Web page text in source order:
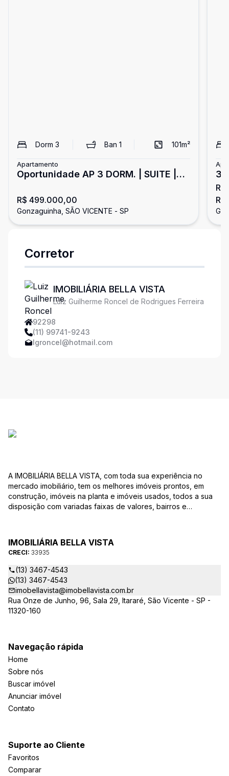
Dorm 3 Ban 1 101m²
Apartamento
Oportunidade AP 3 DORM. | SUITE |
R$ 499.000,00
Gonzaguinha, SÃO VICENTE - SP
3
Corretor
IMOBILIÁRIA BELLA VISTA
Luiz Guilherme Roncel de Rodrigues Ferreira
92298
(11) 99741-9243
lgroncel@hotmail.com
A IMOBILIÁRIA BELLA VISTA, com toda sua experiência no
mercado imobiliário, tem os melhores imóveis prontos, em
construção, imóveis na planta e imóveis usados, todos a sua
disposição com variadas faixas de valores, bairros e
ao CRECI-EE – estarão sempre prontos para responder-lhe
todas as suas dúvidas sobre casas, apartamentos, terrenos,
salas comerciais e outros produtos imobiliários.
IMOBILIÁRIA BELLA VISTA
CRECI: 33935
(13) 3467-4543
(13) 3467-4543
imobellavista@imobellavista.com.br
Rua Onze de Junho, 96, Sala 29, Itararé, São Vicente - SP -
11320-160
Navegação rápida
Home
Sobre nós
Buscar imóvel
Anunciar imóvel
Contato
Suporte ao Cliente
Favoritos
Comparar